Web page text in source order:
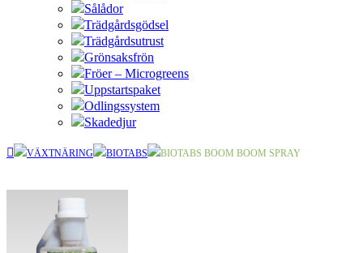
Sålådor
Trädgårdsgödsel
Trädgårdsutrust
Grönsaksfrön
Fröer – Microgreens
Uppstartspaket
Odlingssystem
Skadedjur
VÄXTNÄRING BIOTABS BIOTABS BOOM BOOM SPRAY